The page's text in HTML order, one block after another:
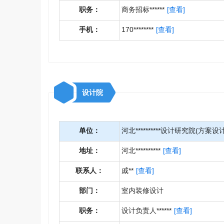
职务： 商务招标****** [查看]
手机： 170******** [查看]
设计院
单位： 河北**********设计研究院(方案设
地址： 河北********** [查看]
联系人： 戚** [查看]
部门： 室内装修设计
职务： 设计负责人****** [查看]